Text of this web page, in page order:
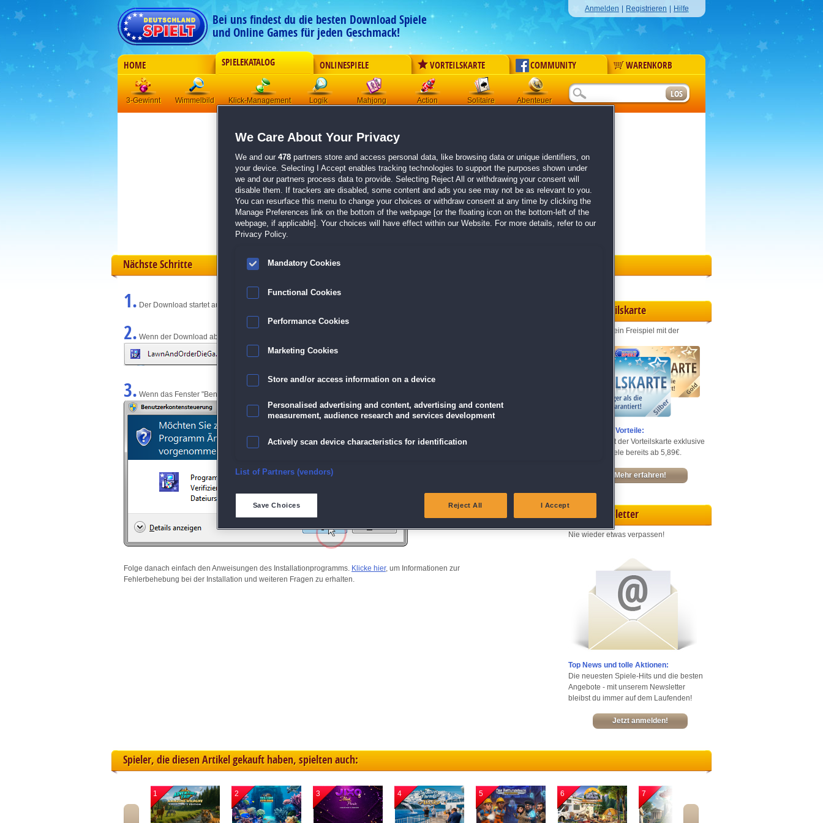
Bei uns findest du die besten Download Spiele
und Online Games für jeden Geschmack!
Anmelden Registrieren Hilfe
HOME SPIELEKATALOG ONLINESPIELE VORTEILSKARTE COMMUNITY WARENKORB
3-Gewinnt Wimmelbild Klick-Management Logik Mahjong Action Solitaire Abenteuer
Der Download wird automatisch gestartet für:
Ferne Königreiche: Ära des Solitaire
Größe 145.9 MB
Einen Moment bitte, dein Spiel wird in5 Sekundenbereitgestellt...
Falls der Download nicht automatisch startet,klicke bitte hier.
Zurück zur Gamepage
Nächste Schritte
1. Der Download startet automatisch und wird am unteren Rand des Browserfensters angezeigt.
2. Wenn der Download abgeschlossen ist, klicke einfach auf die Datei.
3. Wenn das Fenster "Benutzerkontensteuerung" angezeigt wird, klicke auf "Ja" (Bei Windows Vista "Fortsetzen").
Folge danach einfach den Anweisungen des Installationprogramms. Klicke hier, um Informationen zur
Fehlerbehebung bei der Installation und weiteren Fragen zu erhalten.
Vorteilskarte
Jeden Monat ein Freispiel mit der
Entdecke die Vorteile:
Sichere dir mit der Vorteilskarte exklusive
Rabatte – Spiele bereits ab 5,89€.
Mehr erfahren!
Newsletter
Nie wieder etwas verpassen!
Top News und tolle Aktionen:
Die neuesten Spiele-Hits und die besten
Angebote - mit unserem Newsletter
bleibst du immer auf dem Laufenden!
Jetzt anmelden!
Spieler, die diesen Artikel gekauft haben, spielten auch:
1 2 3 4 5 6 7
We Care About Your Privacy
We and our 478 partners store and access personal data, like browsing data or unique identifiers, on
your device. Selecting I Accept enables tracking technologies to support the purposes shown under
we and our partners process data to provide. Selecting Reject All or withdrawing your consent will
disable them. If trackers are disabled, some content and ads you see may not be as relevant to you.
You can resurface this menu to change your choices or withdraw consent at any time by clicking the
Manage Preferences link on the bottom of the webpage [or the floating icon on the bottom-left of the
webpage, if applicable]. Your choices will have effect within our Website. For more details, refer to our
Privacy Policy.
Mandatory Cookies
Functional Cookies
Performance Cookies
Marketing Cookies
Store and/or access information on a device
Personalised advertising and content, advertising and content
measurement, audience research and services development
Actively scan device characteristics for identification
Ensure security, prevent and detect fraud, and fix errors
Match and combine data from other data sources
List of Partners (vendors)
Save Choices Reject All I Accept